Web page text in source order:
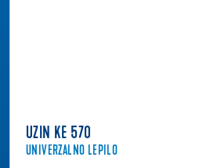
UZIN KE 570
UNIVERZALNO LEPILO